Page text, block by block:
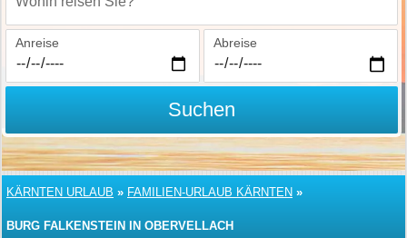
Wohin reisen Sie?
Anreise Abreise
Suchen
KÄRNTEN URLAUB » FAMILIEN-URLAUB KÄRNTEN »
BURG FALKENSTEIN IN OBERVELLACH